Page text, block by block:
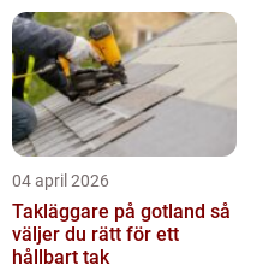
04 april 2026
Takläggare på gotland så
väljer du rätt för ett
hållbart tak